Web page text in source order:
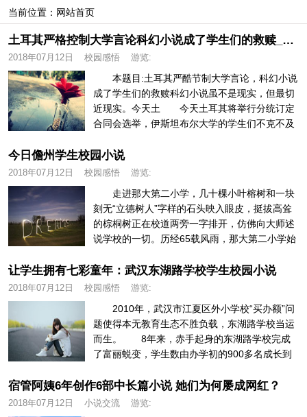
当前位置： 网站首页
土耳其严格控制大学言论科幻小说成了学生们的救赎_学生校园小说
2018年07月12日 校园感悟 游览:
本题目:土耳其严酷节制大学言论，科幻小说
成了学生们的救赎科幻小说虽不是现实，但最切
近现实。今天土 今天土耳其将举行分统订定
合同会选举，伊斯坦布尔大学的学生们不克不及
今日儋州学生校园小说
2018年07月12日 校园感悟 游览:
走进那大第二小学，几十棵小叶榕树和一块
刻无“立德树人”字样的石头映入眼皮，挺拔高耸
的棕桐树正在校道两旁一字排开，仿佛向大师述
说学校的一切。历经65载风雨，那大第二小学始
让学生拥有七彩童年：武汉东湖路学校学生校园小说
2018年07月12日 校园感悟 游览:
2010年，武汉市江夏区外小学校“买办额”问
题使得本无教育生态不胜负载，东湖路学校当运
而生。 8年来，赤手起身的东湖路学校完成
了富丽蜕变，学生数由办学初的900多名成长到
宿管阿姨6年创作6部中长篇小说 她们为何屡成网红？
2018年07月12日 小说交流 游览: